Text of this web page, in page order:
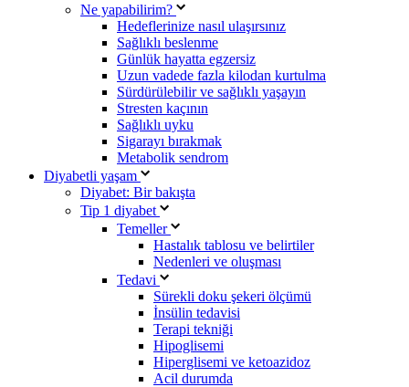
Ne yapabilirim?
Hedeflerinize nasıl ulaşırsınız
Sağlıklı beslenme
Günlük hayatta egzersiz
Uzun vadede fazla kilodan kurtulma
Sürdürülebilir ve sağlıklı yaşayın
Stresten kaçının
Sağlıklı uyku
Sigarayı bırakmak
Metabolik sendrom
Diyabetli yaşam
Diyabet: Bir bakışta
Tip 1 diyabet
Temeller
Hastalık tablosu ve belirtiler
Nedenleri ve oluşması
Tedavi
Sürekli doku şekeri ölçümü
İnsülin tedavisi
Terapi tekniği
Hipoglisemi
Hiperglisemi ve ketoazidoz
Acil durumda